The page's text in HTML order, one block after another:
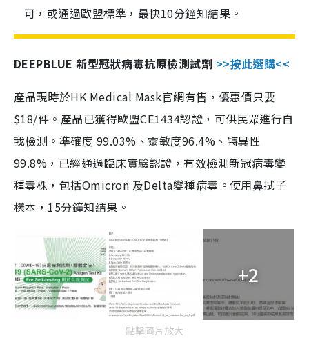
可，或通過歐盟標準，最快10分鐘知結果。
DEEPBLUE 新型冠狀病毒抗原檢測試劑 >>按此選購<<
產品現時於HK Medical Mask官網有售，優惠價只要
$18/件。產品已獲得歐盟CE1434認證，可供民眾進行自
我檢測。準確度 99.03%、靈敏度96.4%、特異性
99.8%，已經通過臨床實驗認證，有效檢測新冠病毒變
種毒株，包括Omicron 及Delta變種病毒。使用鼻拭子
樣本，15分鐘知結果。
+2
點擊圖片放大